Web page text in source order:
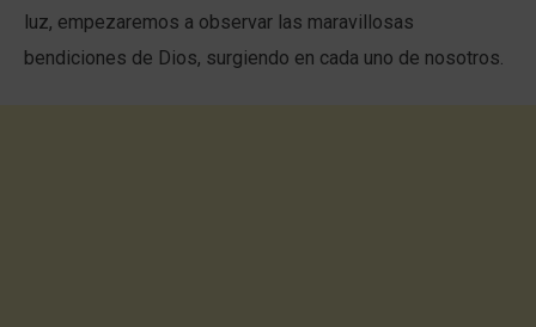
luz, empezaremos a observar las maravillosas
bendiciones de Dios, surgiendo en cada uno de nosotros.